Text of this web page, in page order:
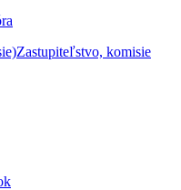
Zastupiteľstvo, komisie